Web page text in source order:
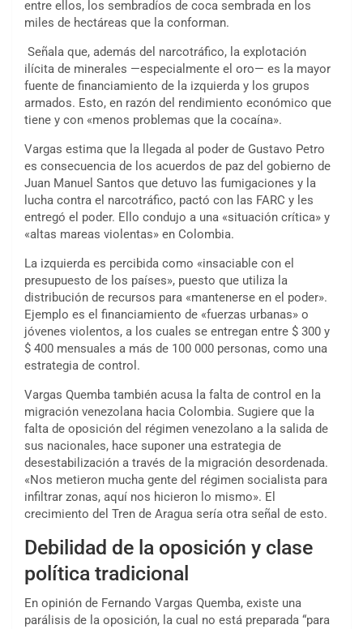
entre ellos, los sembradíos de coca sembrada en los
miles de hectáreas que la conforman.
Señala que, además del narcotráfico, la explotación
ilícita de minerales —especialmente el oro— es la mayor
fuente de financiamiento de la izquierda y los grupos
armados. Esto, en razón del rendimiento económico que
tiene y con «menos problemas que la cocaína».
Vargas estima que la llegada al poder de Gustavo Petro
es consecuencia de los acuerdos de paz del gobierno de
Juan Manuel Santos que detuvo las fumigaciones y la
lucha contra el narcotráfico, pactó con las FARC y les
entregó el poder. Ello condujo a una «situación crítica» y
«altas mareas violentas» en Colombia.
La izquierda es percibida como «insaciable con el
presupuesto de los países», puesto que utiliza la
distribución de recursos para «mantenerse en el poder».
Ejemplo es el financiamiento de «fuerzas urbanas» o
jóvenes violentos, a los cuales se entregan entre $ 300 y
$ 400 mensuales a más de 100 000 personas, como una
estrategia de control.
Vargas Quemba también acusa la falta de control en la
migración venezolana hacia Colombia. Sugiere que la
falta de oposición del régimen venezolano a la salida de
sus nacionales, hace suponer una estrategia de
desestabilización a través de la migración desordenada.
«Nos metieron mucha gente del régimen socialista para
infiltrar zonas, aquí nos hicieron lo mismo». El
crecimiento del Tren de Aragua sería otra señal de esto.
Debilidad de la oposición y clase
política tradicional
En opinión de Fernando Vargas Quemba, existe una
parálisis de la oposición, la cual no está preparada “para